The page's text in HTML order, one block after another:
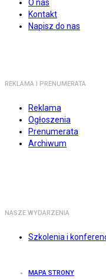
O nas
Kontakt
Napisz do nas
REKLAMA I PRENUMERATA
Reklama
Ogłoszenia
Prenumerata
Archiwum
NASZE WYDARZENIA
Szkolenia i
MAPA STRONY